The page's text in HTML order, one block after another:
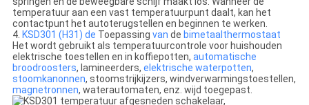
temperatuur aan een vast temperatuurpunt daalt, kan het
contactpunt het autoterugstellen en beginnen te werken.
4. KSD301 (H31) de Toepassing van de bimetaalthermostaat
Het wordt gebruikt als temperatuurcontrole voor huishouden
elektrische toestellen en in koffiepotten, automatische
broodroosters, lamineerders, elektrische waterpotten,
stoomkanonnen, stoomstrijkijzers, windverwarmingstoestellen,
magnetronnen, waterautomaten, enz. wijd toegepast.